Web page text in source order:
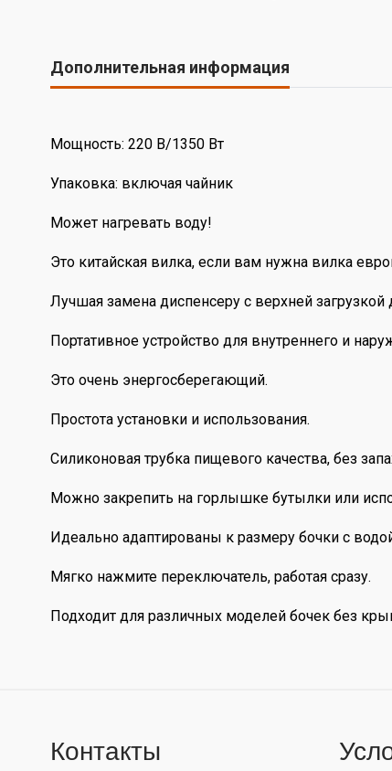
Дополнительная информация
Мощность: 220 В/1350 Вт
Упаковка: включая чайник
Может нагревать воду!
Это китайская вилка, если вам нужна вилка
Лучшая замена диспенсеру с верхней
Портативное устройство для внутреннего и
Это очень энергосберегающий.
Простота установки и использования.
Силиконовая трубка пищевого качества, без
Можно закрепить на горлышке бутылки или
Идеально адаптированы к размеру бочки с
Мягко нажмите переключатель, работая сразу.
Подходит для различных моделей бочек без
Контакты